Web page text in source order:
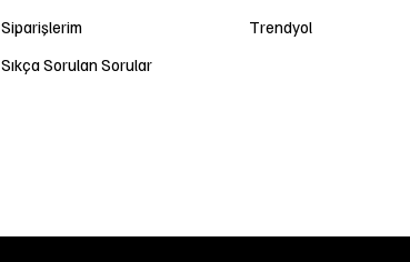
Siparişlerim
Sıkça Sorulan Sorular
Trendyol